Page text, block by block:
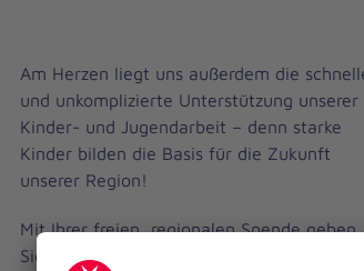
Am Herzen liegt uns außerdem die
und unkomplizierte Unterstützung unserer
Kinder- und Jugendarbeit – denn starke
Kinder bilden die Basis für die Zukunft
unserer Region!
Mit Ihrer freien, regionalen Spende geben
Sie uns den Handlungsspielraum, Gelder